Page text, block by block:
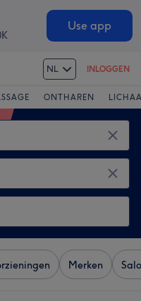
Use app
NL INLOGGEN
ONTHAREN
Merken